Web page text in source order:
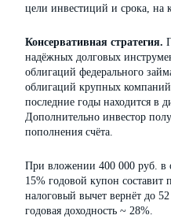
цели инвестиций и срока, на
Консервативная стратегия.
надёжных долговых
облигаций федерального
облигаций крупных
последние годы находится в
Дополнительно инвестор
пополнения счёта.
При вложении 400 000 руб. в
15% годовой купон
налоговый вычет вернёт до
годовая доходность ~ 28%.